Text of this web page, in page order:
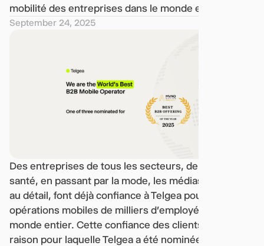
mobilité des entreprises dans le monde entier.
September 24, 2025
Des entreprises de tous les secteurs, de l'IA à la
santé, en passant par la mode, les médias et la vente
au détail, font déjà confiance à Telgea pour gérer les
opérations mobiles de milliers d'employés dans le
monde entier. Cette confiance des clients est la
raison pour laquelle Telgea a été nominée pour la